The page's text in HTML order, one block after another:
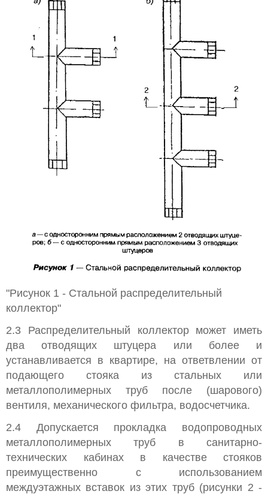
"Рисунок 1 - Стальной распределительный
коллектор"
2.3 Распределительный коллектор может иметь
два отводящих штуцера или более и
устанавливается в квартире, на ответвлении от
подающего стояка из стальных или
металлополимерных труб после (шарового)
вентиля, механического фильтра, водосчетчика.
2.4 Допускается прокладка водопроводных
металлополимерных труб в санитарно-
технических кабинах в качестве стояков
преимущественно с использованием
междуэтажных вставок из этих труб (рисунки 2 -